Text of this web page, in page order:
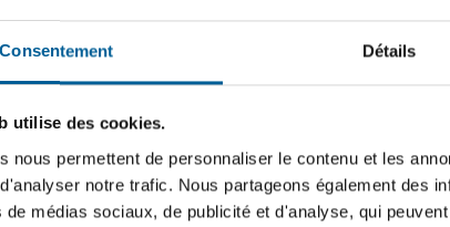
Consentement Détails
utilise des cookies.
nous permettent de personnaliser le contenu et les
notre trafic. Nous partageons également des
de médias sociaux, de publicité et d'analyse, qui
attendues de la part des membres permanents et
les autres membres du comité afin de mener à bien
participer à l’ensemble des étapes du processus
et d’un diagnostic;